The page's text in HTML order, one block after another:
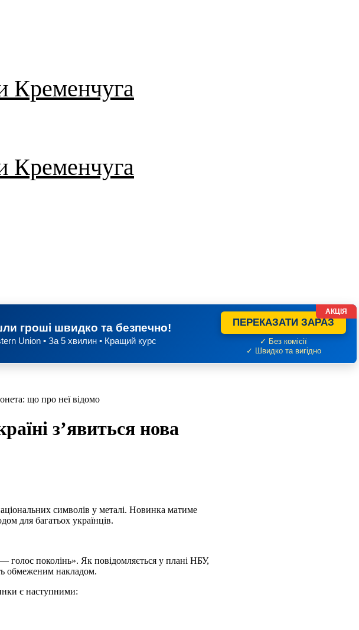
Кременчуга
Кременчуга
гроші швидко та безпечно!
Union • За 5 хвилин • Кращий курс
ПЕРЕКАЗАТИ ЗАРАЗ
✓ Без комісії
✓ Швидко та вигідно
АКЦІЯ
що про неї відомо
з’явиться нова
символів у металі. Новинка матиме
для багатьох українців.
поколінь». Як повідомляється у плані НБУ,
обмеженим накладом.
є наступними: